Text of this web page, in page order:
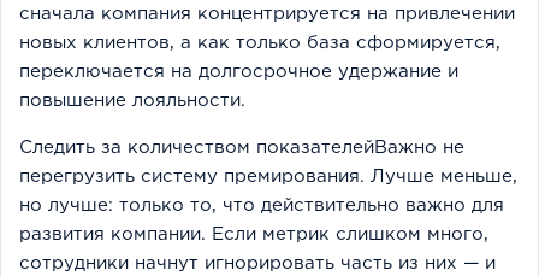
сначала компания концентрируется на привлечении
новых клиентов, а как только база сформируется,
переключается на долгосрочное удержание и
повышение лояльности.
Следить за количеством показателейВажно не
перегрузить систему премирования. Лучше меньше,
но лучше: только то, что действительно важно для
развития компании. Если метрик слишком много,
сотрудники начнут игнорировать часть из них — и